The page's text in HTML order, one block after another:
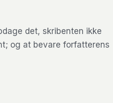
det, skribenten ikke
og at bevare forfatterens